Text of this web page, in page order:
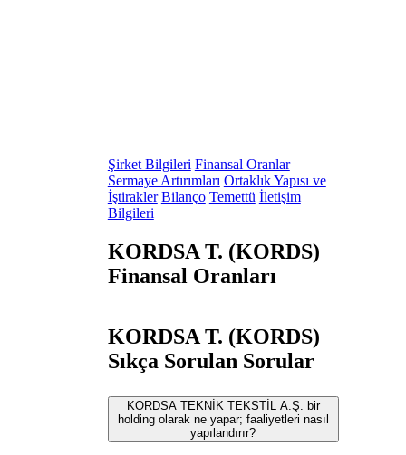
Şirket Bilgileri Finansal Oranlar
Sermaye Artırımları Ortaklık Yapısı ve
İştirakler Bilanço Temettü İletişim
Bilgileri
KORDSA T. (KORDS)
Finansal Oranları
KORDSA T. (KORDS)
Sıkça Sorulan Sorular
KORDSA TEKNİK TEKSTİL A.Ş. bir
holding olarak ne yapar; faaliyetleri nasıl
yapılandırır?